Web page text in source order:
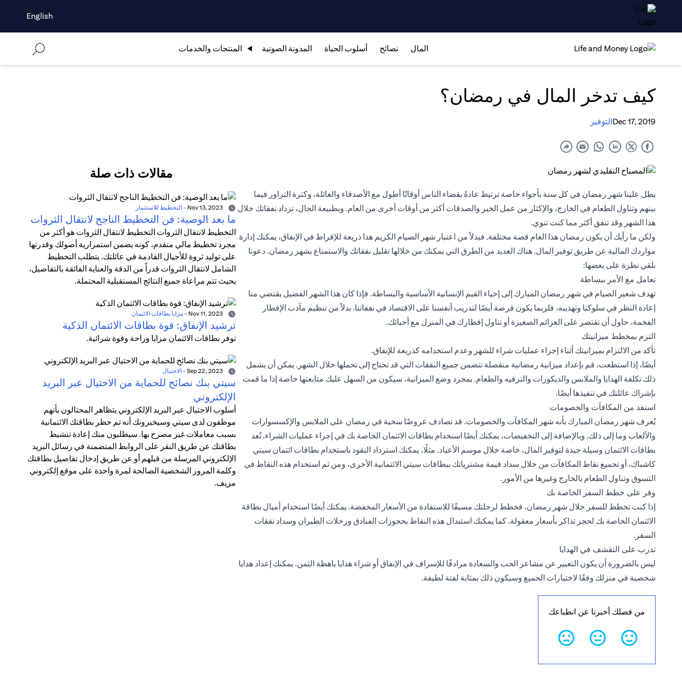
English
المال نصائح أسلوب الحياة المدونة الصوتية المنتجات والخدمات
كيف تدخر المال في رمضان؟
Dec 17, 2019التوفير
يطل علينا شهر رمضان في كل سنة بأجواء خاصة ترتبط عادةً بقضاء الناس أوقاتًا أطول مع الأصدقاء والعائلة، وكثرة التزاور فيما
بينهم وتناول الطعام في الخارج، والإكثار من عمل الخير والصدقات أكثر من أوقات أخرى من العام. وبطبيعة الحال، تزداد نفقاتك خلال
هذا الشهر وقد تنفق أكثر مما كنت تنوي.
ولكن ما رأيك أن يكون رمضان هذا العام قصة مختلفة. فبدلاً من اعتبار شهر الصيام الكريم هذا ذريعة للإفراط في الإنفاق، يمكنك إدارة
مواردك المالية عن طريق توفير المال. هناك العديد من الطرق التي يمكنك من خلالها تقليل نفقاتك والاستمتاع بشهر رمضان. دعونا
نلقي نظرة على بعضها:
تعامل مع الأمر ببساطة
تهدف شعير الصيام في شهر رمضان المبارك إلى إحياء القيم الإنسانية الأساسية والبساطة. فإذا كان هذا الشهر الفضيل يقتضي منا
إعادة النظر في سلوكنا وتهذيبه، فلربما يكون فرصة أيضًا لتدريب أنفسنا على الاقتصاد في نفقاتنا. بدلاً من تنظيم مآدب الإفطار
الفخمة، حاول أن تقتصر على العزائم الصغيرة أو تناول إفطارك في المنزل مع أحبائك.
التزم بمخطط ميزانيتك
تأكد من الالتزام بميزانيتك أثناء إجراء عمليات شراء للشهر وعدم استخدامه كذريعة للإنفاق.
أيضًا، إذا استطعت، قم بإعداد ميزانية رمضانية منفصلة تتضمن جميع النفقات التي قد تحتاج إلى تحملها خلال الشهر. يمكن أن يشمل
ذلك تكلفة الهدايا والملابس والديكورات والترفيه والطعام. بمجرد وضع الميزانية، سيكون من السهل عليك متابعتها خاصة إذا ما قمت
بإشراك عائلتك في تنفيذها أيضًا.
استفد من المكافآت والخصومات
يُعرف شهر رمضان المبارك بأنه شهر المكافآت والخصومات. قد تصادف عروضًا سخية في رمضان على الملابس والإكسسوارات
والألعاب وما إلى ذلك. وبالإضافة إلى التخفيضات، يمكنك أيضًا استخدام بطاقات الائتمان الخاصة بك في إجراء عمليات الشراء. تُعد
بطاقات الائتمان وسيلة جيدة لتوفير المال، خاصة خلال موسم الأعياد. مثلًا، يمكنك استرداد النقود باستخدام بطاقات ائتمان سيتي
كاشباك، أو تجميع نقاط المكافآت من خلال سداد قيمة مشترياتك ببطاقات سيتي الائتمانية الأخرى، ومن ثم استخدام هذه النقاط في
التسوق وتناول الطعام بالخارج وغيرها من الأمور.
وفر على خطط السفر الخاصة بك
إذا كنت تخطط للسفر خلال شهر رمضان، فخطط لرحلتك مسبقًا للاستفادة من الأسعار المخفضة. يمكنك أيضًا استخدام أميال بطاقة
الائتمان الخاصة بك لحجز تذاكر بأسعار معقولة. كما يمكنك استبدال هذه النقاط بحجوزات الفنادق ورحلات الطيران وسداد نفقات
السفر.
تدرب على التقشف في الهدايا
ليس بالضرورة أن يكون التعبير عن مشاعر الحب والسعادة مرادفًا للإسراف في الإنفاق أو شراء هدايا باهظة الثمن. يمكنك إعداد هدايا
شخصية في منزلك وفقًا لاختيارات الجميع وسيكون ذلك بمثابة لفتة لطيفة.
مقالات ذات صلة
- التخطيط للاستثمار
ما بعد الوصية: فن التخطيط الناجح لانتقال الثروات
التخطيط لانتقال الثروات التخطيط لانتقال الثروات هو أكثر من
مجرد تخطيط مالي متقدم، كونه يضمن استمرارية أصولك وقدرتها
على توليد ثروة للأجيال القادمة في عائلتك. يتطلب التخطيط
الشامل لانتقال الثروات قدراً من الدقة والعناية الفائقة بالتفاصيل،
بحيث تتم مراعاة جميع النتائج المستقبلية المحتملة.
- مزايا بطاقات الائتمان
ترشيد الإنفاق: قوة بطاقات الائتمان الذكية
توفر بطاقات الائتمان مزايا وراحة وقوة شرائية.
- الاحتيال
سيتي بنك نصائح للحماية من الاحتيال عبر البريد
الإلكتروني
أسلوب الاحتيال عبر البريد الإلكتروني يتظاهر المحتالون بأنهم
موظفون لدى سيتي وسيخبرونك أنه تم حظر بطاقتك الائتمانية
بسبب معاملات غير مصرح بها. سيطلبون منك إعادة تنشيط
بطاقتك عن طريق النقر على الروابط المتضمنة في رسائل البريد
الإلكتروني المرسلة من قبلهم أو عن طريق إدخال تفاصيل بطاقتك
وكلمة المرور الشخصية الصالحة لمرة واحدة على موقع إلكتروني
مزيف.
من فضلك أخبرنا عن انطباعك